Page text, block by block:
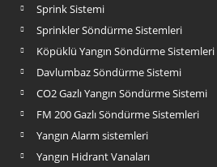
Sprink Sistemi
Sprinkler Söndürme Sistemleri
Köpüklü Yangın Söndürme Sistemleri
Davlumbaz Söndürme Sistemi
CO2 Gazlı Yangın Söndürme Sistemi
FM 200 Gazlı Söndürme Sistemleri
Yangın Alarm sistemleri
Yangın Hidrant Vanaları